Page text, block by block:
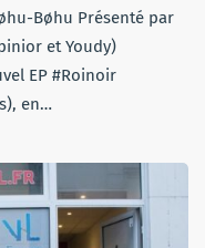
Bøhu Présenté par
et Youdy)
EP #Roinoir
en…